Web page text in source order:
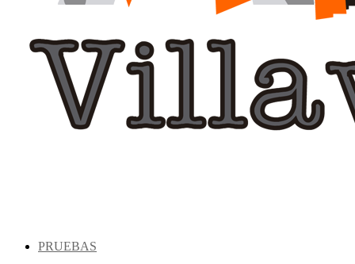
PRUEBAS